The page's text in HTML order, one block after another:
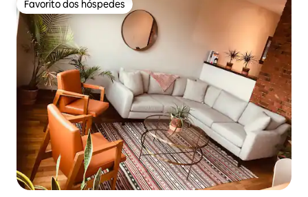
Favorito dos hóspedes
Favorito dos hóspedes